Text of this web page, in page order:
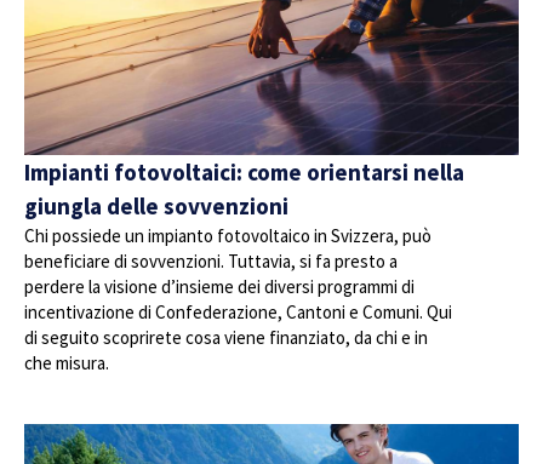
Impianti fotovoltaici: come orientarsi nella
giungla delle sovvenzioni
Chi possiede un impianto fotovoltaico in Svizzera, può
beneficiare di sovvenzioni. Tuttavia, si fa presto a
perdere la visione d’insieme dei diversi programmi di
incentivazione di Confederazione, Cantoni e Comuni. Qui
di seguito scoprirete cosa viene finanziato, da chi e in
che misura.